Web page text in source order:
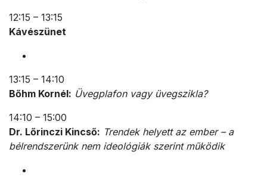
12:15 – 13:15
Kávészünet
13:15 – 14:10
Bőhm Kornél: Üvegplafon vagy üvegszikla?
14:10 – 15:00
Dr. Lőrinczi Kincső: Trendek helyett az ember – a
bélrendszerünk nem ideológiák szerint működik